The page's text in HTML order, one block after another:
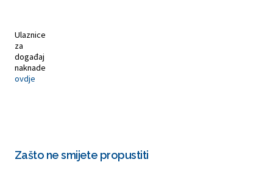
Ulaznice
za
događaj
naknade
ovdje
Zašto ne smijete propustiti